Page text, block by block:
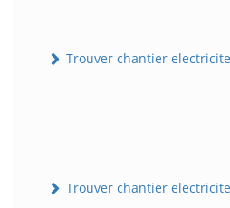
Trouver chantier
Trouver chantier